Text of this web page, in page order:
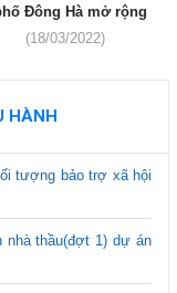
Đông Hà mở rộng
(18/03/2022)
HÀNH
tượng bảo trợ xã hội
nhà thầu(đợt 1) dự án